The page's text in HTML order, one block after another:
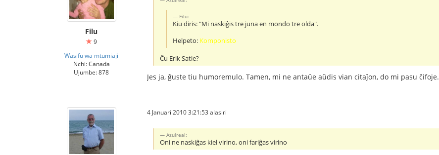
Filu
9
Wasifu wa mtumiaji
Nchi: Canada
Ujumbe: 878
Filu:
Kiu diris: "Mi naskiĝis tre juna en mondo tre olda".
Helpeto: Komponisto
Ĉu Erik Satie?
Jes ja, ĝuste tiu humoremulo. Tamen, mi ne antaŭe aŭdis vian citaĵon, do mi pasu ĉifoje.
4 Januari 2010 3:21:53 alasiri
Azulreal:
Oni ne naskiĝas kiel virino, oni fariĝas virino